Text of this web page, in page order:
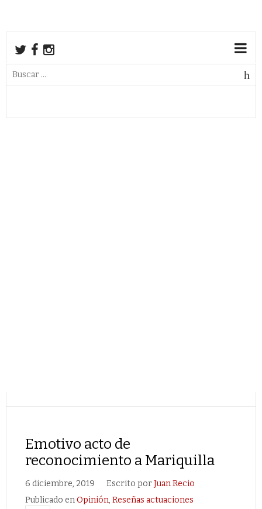
Emotivo acto de
reconocimiento a Mariquilla
6 diciembre, 2019 Escrito porJuan Recio
Publicado enOpinión, Reseñas actuaciones